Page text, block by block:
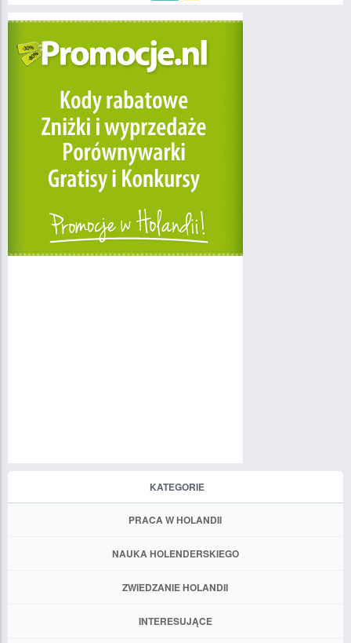
KATEGORIE
PRACA W HOLANDII
NAUKA HOLENDERSKIEGO
ZWIEDZANIE HOLANDII
INTERESUJĄCE